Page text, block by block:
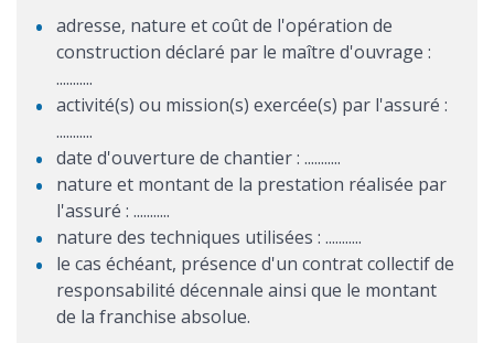
adresse, nature et coût de l'opération de
construction déclaré par le maître d'ouvrage :
...........
activité(s) ou mission(s) exercée(s) par l'assuré :
...........
date d'ouverture de chantier : ...........
nature et montant de la prestation réalisée par
l'assuré : ...........
nature des techniques utilisées : ...........
le cas échéant, présence d'un contrat collectif de
responsabilité décennale ainsi que le montant
de la franchise absolue.